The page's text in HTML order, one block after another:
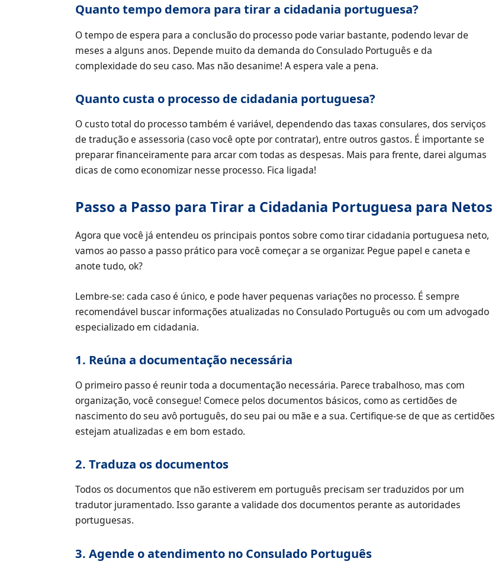
Quanto tempo demora para tirar a cidadania portuguesa?
O tempo de espera para a conclusão do processo pode variar bastante, podendo levar de
meses a alguns anos. Depende muito da demanda do Consulado Português e da
complexidade do seu caso. Mas não desanime! A espera vale a pena.
Quanto custa o processo de cidadania portuguesa?
O custo total do processo também é variável, dependendo das taxas consulares, dos serviços
de tradução e assessoria (caso você opte por contratar), entre outros gastos. É importante se
preparar financeiramente para arcar com todas as despesas. Mais para frente, darei algumas
dicas de como economizar nesse processo. Fica ligada!
Passo a Passo para Tirar a Cidadania Portuguesa para Netos
Agora que você já entendeu os principais pontos sobre como tirar cidadania portuguesa neto,
vamos ao passo a passo prático para você começar a se organizar. Pegue papel e caneta e
anote tudo, ok?
Lembre-se: cada caso é único, e pode haver pequenas variações no processo. É sempre
recomendável buscar informações atualizadas no Consulado Português ou com um advogado
especializado em cidadania.
1. Reúna a documentação necessária
O primeiro passo é reunir toda a documentação necessária. Parece trabalhoso, mas com
organização, você consegue! Comece pelos documentos básicos, como as certidões de
nascimento do seu avô português, do seu pai ou mãe e a sua. Certifique-se de que as certidões
estejam atualizadas e em bom estado.
2. Traduza os documentos
Todos os documentos que não estiverem em português precisam ser traduzidos por um
tradutor juramentado. Isso garante a validade dos documentos perante as autoridades
portuguesas.
3. Agende o atendimento no Consulado Português